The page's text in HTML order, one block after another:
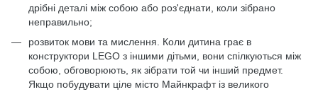
дрібні деталі між собою або роз'єднати, коли зібрано
неправильно;
розвиток мови та мислення. Коли дитина грає в
конструктори LEGO з іншими дітьми, вони спілкуються між
собою, обговорюють, як зібрати той чи інший предмет.
Якщо побудувати ціле місто Майнкрафт із великого